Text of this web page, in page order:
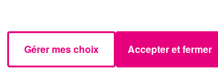
Gérer mes choix Accepter et fermer